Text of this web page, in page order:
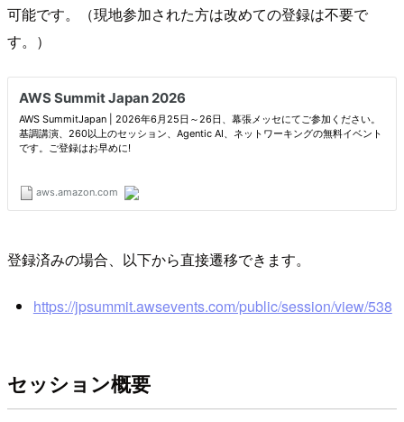
可能です。（現地参加された方は改めての登録は不要で
す。）
登録済みの場合、以下から直接遷移できます。
https://jpsummit.awsevents.com/public/session/view/538
セッション概要